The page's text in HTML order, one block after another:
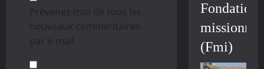
Prévenez-moi de tous les
nouveaux commentaires
par e-mail.
Fondation
(Fmi)